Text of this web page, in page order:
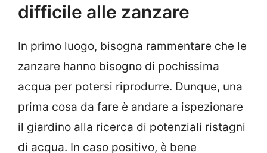
difficile alle zanzare
In primo luogo, bisogna rammentare che le
zanzare hanno bisogno di pochissima
acqua per potersi riprodurre. Dunque, una
prima cosa da fare è andare a ispezionare
il giardino alla ricerca di potenziali ristagni
di acqua. In caso positivo, è bene